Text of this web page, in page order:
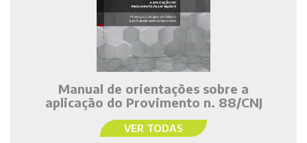
Manual de orientações sobre a
aplicação do Provimento n. 88/CNJ
VER TODAS